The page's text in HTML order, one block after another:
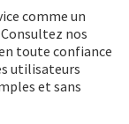
comme un
nos
toute confiance
utilisateurs
et sans